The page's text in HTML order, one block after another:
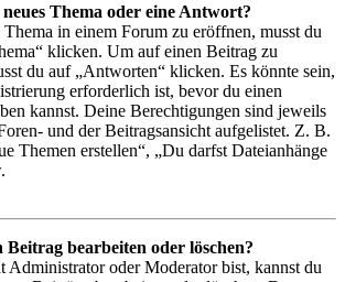
Thema oder eine Antwort?
in einem Forum zu eröffnen, musst du
klicken. Um auf einen Beitrag zu
du auf „Antworten“ klicken. Es könnte sein,
erforderlich ist, bevor du einen
kannst. Deine Berechtigungen sind jeweils
und der Beitragsansicht aufgelistet. Z. B.
Themen erstellen“, „Du darfst Dateianhänge
bearbeiten oder löschen?
Administrator oder Moderator bist, kannst du